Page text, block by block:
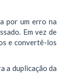
por um erro na
Em vez de
e convertê-los
a duplicação da